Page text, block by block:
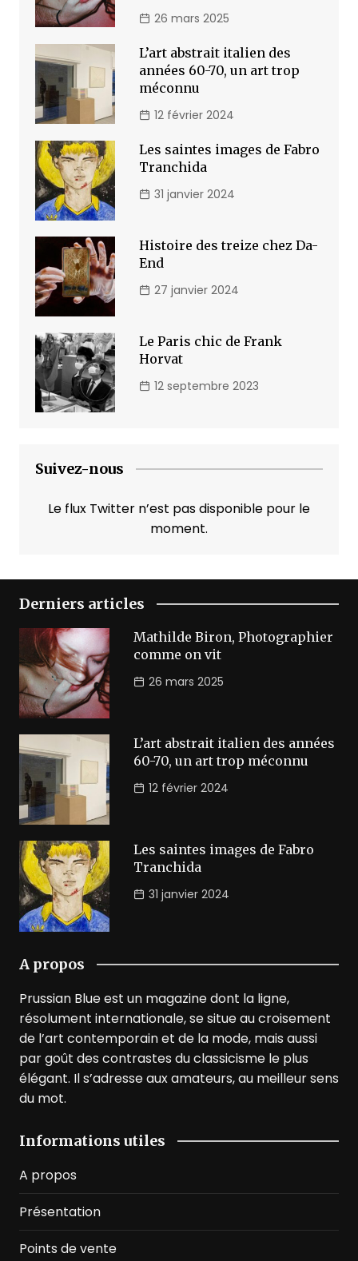
26 mars 2025
L’art abstrait italien des
années 60-70, un art trop
méconnu
12 février 2024
Les saintes images de Fabro
Tranchida
31 janvier 2024
Histoire des treize chez Da-
End
27 janvier 2024
Le Paris chic de Frank
Horvat
12 septembre 2023
Suivez-nous
Le flux Twitter n’est pas disponible pour le
moment.
Derniers articles
Mathilde Biron, Photographier
comme on vit
26 mars 2025
L’art abstrait italien des années
60-70, un art trop méconnu
12 février 2024
Les saintes images de Fabro
Tranchida
31 janvier 2024
A propos
Prussian Blue est un magazine dont la ligne,
résolument internationale, se situe au croisement
de l’art contemporain et de la mode, mais aussi
par goût des contrastes du classicisme le plus
élégant. Il s’adresse aux amateurs, au meilleur sens
du mot.
Informations utiles
A propos
Présentation
Points de vente